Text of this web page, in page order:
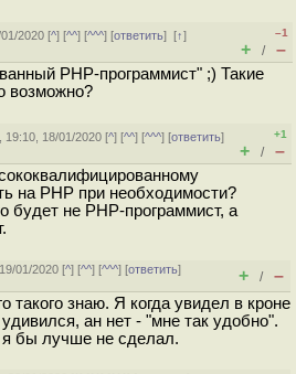
2020 [^] [^^] [^^^] [ответить][↑]
–1
+ / –
PHP-программист" ;) Такие
возможно?
19:10, 18/01/2020 [^] [^^] [^^^] [ответить]
+1
+ / –
на PHP при необходимости?
будет не PHP-программист, а
01/2020 [^] [^^] [^^^] [ответить]
+ / –
такого знаю. Я когда увидел в кроне
удивился, ан нет - "мне так удобно".
бы лучше не сделал.